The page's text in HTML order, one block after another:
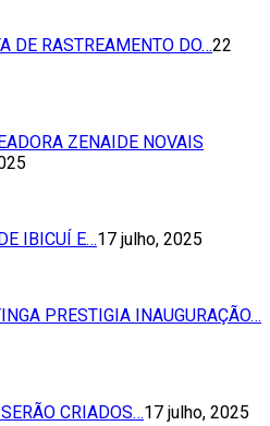
DE RASTREAMENTO DO…22
ZENAIDE NOVAIS
IBICUÍ E…17 julho, 2025
PRESTIGIA INAUGURAÇÃO…
CRIADOS…17 julho, 2025